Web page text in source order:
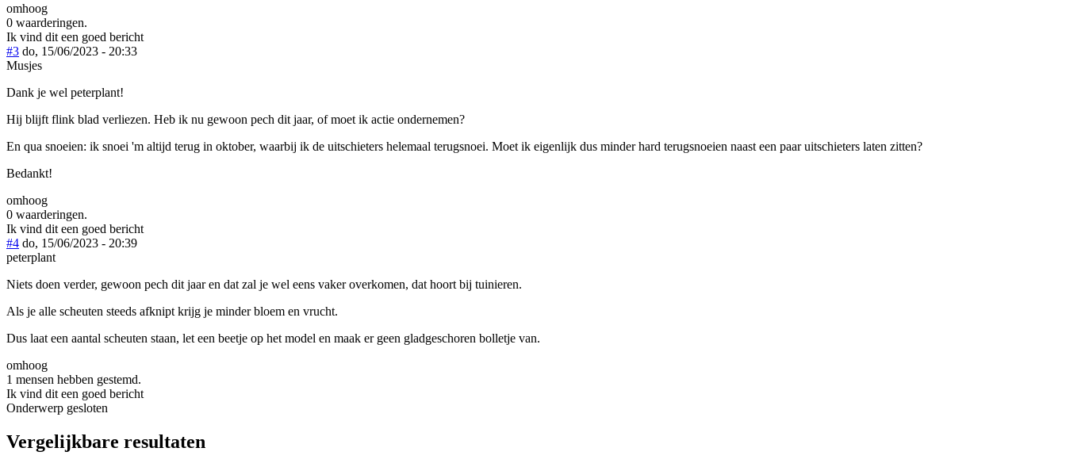
omhoog
0 waarderingen.
Ik vind dit een goed bericht
#3 do, 15/06/2023 - 20:33
Musjes
Dank je wel peterplant!
Hij blijft flink blad verliezen. Heb ik nu gewoon pech dit jaar, of moet ik actie ondernemen?
En qua snoeien: ik snoei 'm altijd terug in oktober, waarbij ik de uitschieters helemaal terugsnoei. Moet ik eigenlijk dus minder hard terugsnoeien naast een paar uitschieters laten zitten?
Bedankt!
omhoog
0 waarderingen.
Ik vind dit een goed bericht
#4 do, 15/06/2023 - 20:39
peterplant
Niets doen verder, gewoon pech dit jaar en dat zal je wel eens vaker overkomen, dat hoort bij tuinieren.
Als je alle scheuten steeds afknipt krijg je minder bloem en vrucht.
Dus laat een aantal scheuten staan, let een beetje op het model en maak er geen gladgeschoren bolletje van.
omhoog
1 mensen hebben gestemd.
Ik vind dit een goed bericht
Onderwerp gesloten
Vergelijkbare resultaten